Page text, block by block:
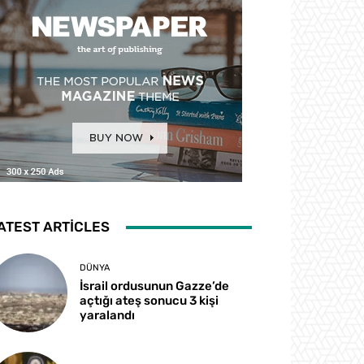
ARTICLES
DÜNYA
İsrail ordusunun Gazze’de
açtığı ateş sonucu 3 kişi
yaralandı